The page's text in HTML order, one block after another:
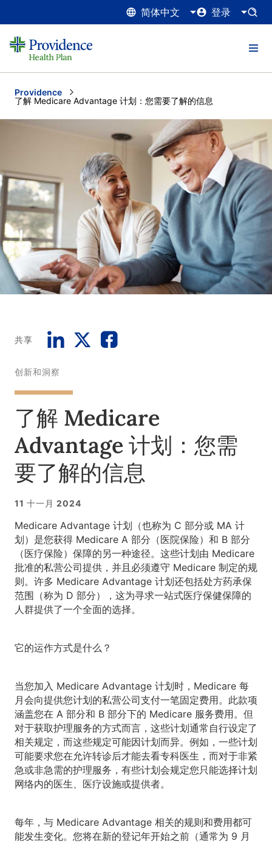
简体中文 登录
Providence
Current:
了解 Medicare Advantage 计划：您需要了解的信息
共享
创新和洞察
了解 Medicare
Advantage 计划：您需
要了解的信息
11 十一月 2024
Medicare Advantage 计划（也称为 C 部分或 MA 计
划）是您获得 Medicare A 部分（医院保险）和 B 部分
（医疗保险）保障的另一种途径。这些计划由 Medicare
批准的私营公司提供，并且必须遵守 Medicare 制定的规
则。许多 Medicare Advantage 计划还包括处方药承保
范围（称为 D 部分），这为寻求一站式医疗保健保障的
人群提供了一个全面的选择。
它的运作方式是什么？
当您加入 Medicare Advantage 计划时，Medicare 每
月会向提供您计划的私营公司支付一笔固定费用。此款项
涵盖您在 A 部分和 B 部分下的 Medicare 服务费用。但
对于获取护理服务的方式而言，这些计划通常自行设定了
相关规定，而这些规定可能因计划而异。例如，一些计划
可能要求您在允许转诊后才能去看专科医生，而对于非紧
急或非急需的护理服务，有些计划会规定您只能选择计划
网络内的医生、医疗设施或提供者。
每年，与 Medicare Advantage 相关的规则和费用都可
能发生变化。您将在新的登记年开始之前（通常为 9 月